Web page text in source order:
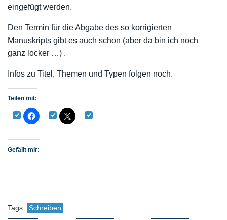
eingefügt werden.
Den Termin für die Abgabe des so korrigierten
Manuskripts gibt es auch schon (aber da bin ich noch
ganz locker …) .
Infos zu Titel, Themen und Typen folgen noch.
Teilen mit:
Gefällt mir:
Tags: Schreiben